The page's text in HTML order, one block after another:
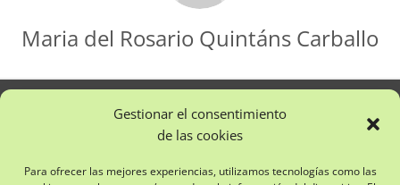
Gestionar el consentimiento
de las cookies
Para ofrecer las mejores experiencias, utilizamos tecnologías como las
Maria del Rosario Quintáns Carballo